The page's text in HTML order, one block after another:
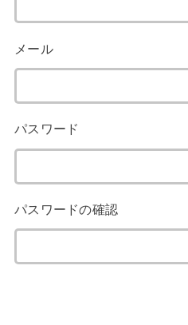
メール
パスワード
パスワードの確認